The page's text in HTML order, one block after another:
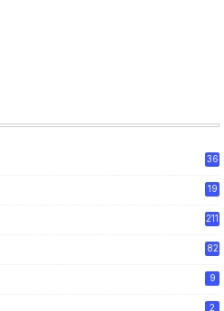
36
19
211
82
9
2